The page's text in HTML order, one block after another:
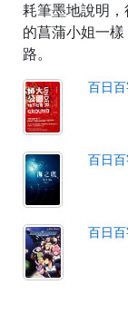
耗筆墨地說明
的菖蒲小姐一
路。
百日百
百日百
百日百